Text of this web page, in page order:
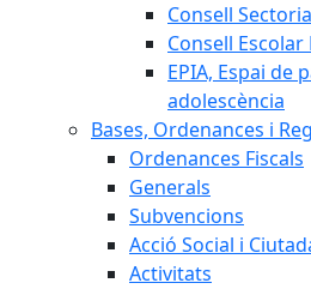
Consell
Consell
EPIA, Espai de
adolescència
Bases, Ordenances i
Ordenances Fiscals
Generals
Subvencions
Acció Social i
Activitats